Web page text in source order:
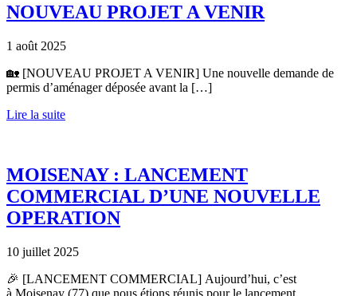
NOUVEAU PROJET A VENIR
1 août 2025
🏡 [NOUVEAU PROJET A VENIR] Une nouvelle demande de
permis d’aménager déposée avant la […]
Lire la suite
MOISENAY : LANCEMENT
COMMERCIAL D’UNE NOUVELLE
OPERATION
10 juillet 2025
🎉 [LANCEMENT COMMERCIAL] Aujourd’hui, c’est